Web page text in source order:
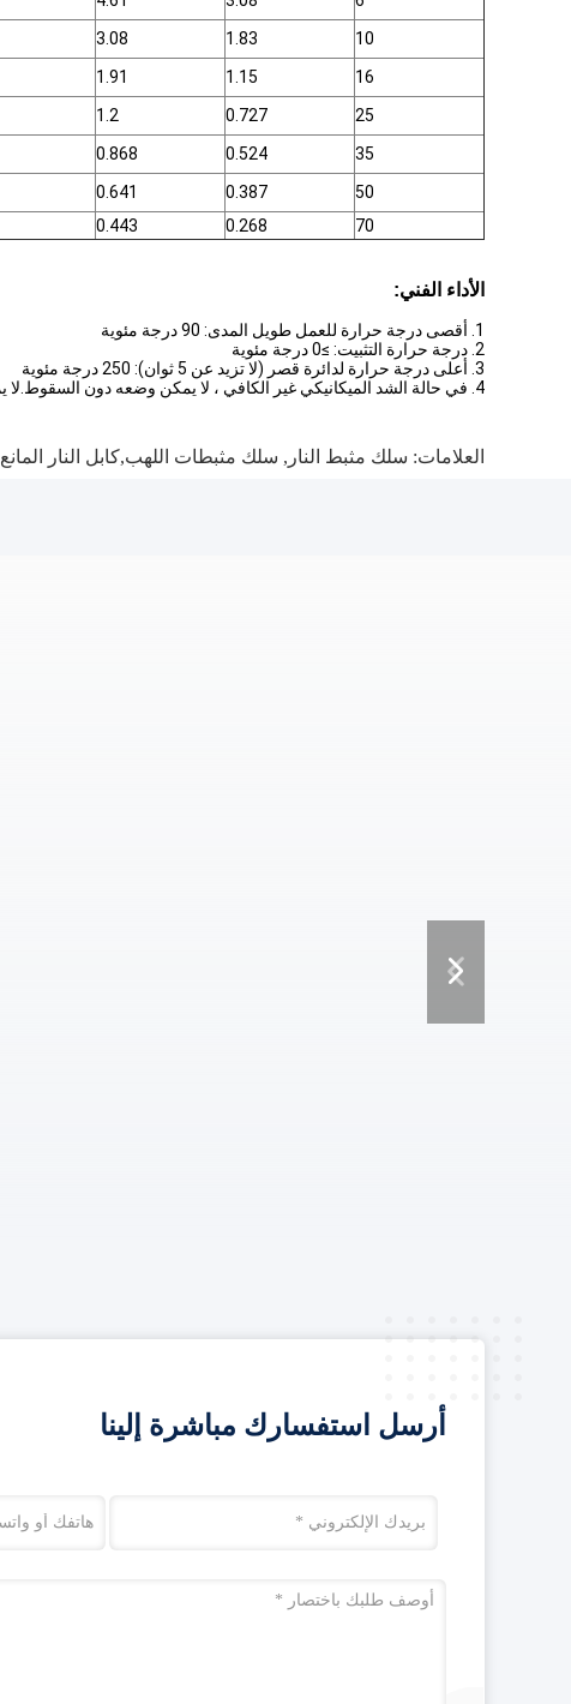
10
1.83
3.08
16
1.15
1.91
25
0.727
1.2
35
0.524
0.868
50
0.387
0.641
70
0.268
0.443
الأداء الفني:
1. أقصى درجة حرارة للعمل طويل المدى: 90 درجة مئوية
2. درجة حرارة التثبيت: ≥0 درجة مئوية
3. أعلى درجة حرارة لدائرة قصر (لا تزيد عن 5 ثوان): 250 درجة مئوية
4. في حالة الشد الميكانيكي غير الكافي ، لا يمكن وضعه دون السقوط.لا يمكن تثبيت الكابلات أحادية النواة بأنابيب مد الحديد أو أدوات حديدية مستديرة حول الكابل
العلامات: سلك مثبط النار , سلك مثبطات اللهب,كابل النار المانع
أرسل استفسارك مباشرة إلينا